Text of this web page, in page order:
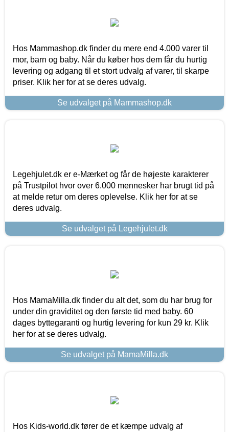
Hos Mammashop.dk finder du mere end 4.000 varer til
mor, barn og baby. Når du køber hos dem får du hurtig
levering og adgang til et stort udvalg af varer, til skarpe
priser. Klik her for at se deres udvalg.
Se udvalget på Mammashop.dk
Legehjulet.dk er e-Mærket og får de højeste karakterer
på Trustpilot hvor over 6.000 mennesker har brugt tid på
at melde retur om deres oplevelse. Klik her for at se
deres udvalg.
Se udvalget på Legehjulet.dk
Hos MamaMilla.dk finder du alt det, som du har brug for
under din graviditet og den første tid med baby. 60
dages byttegaranti og hurtig levering for kun 29 kr. Klik
her for at se deres udvalg.
Se udvalget på MamaMilla.dk
Hos Kids-world.dk fører de et kæmpe udvalg af